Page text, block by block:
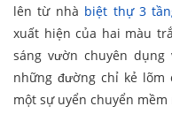
lên từ nhà biệt thự 3
xuất hiện của hai màu
sáng vườn chuyên
những đường chỉ kẻ lõm
một sự uyển chuyển